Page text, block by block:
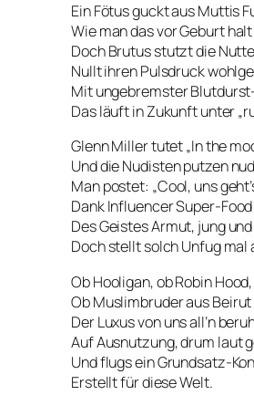
Ein Fötus guckt aus Muttis
Wie man das vor Geburt
Doch Brutus stutzt die
Nullt ihren Pulsdruck
Mit ungebremster
Das läuft in Zukunft unter
Glenn Miller tutet „In the
Und die Nudisten putzen
Man postet: „Cool, uns
Dank Influencer Super-
Des Geistes Armut, jung
Doch stellt solch Unfug mal
Ob Hooligan, ob Robin Hood,
Ob Muslimbruder aus Beirut
Der Luxus von uns all’n
Auf Ausnutzung, drum laut
Und flugs ein Grundsatz-
Erstellt für diese Welt.